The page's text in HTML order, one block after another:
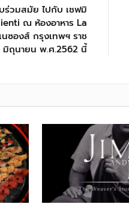
ร่วมสมัย ไปกับ เชฟมิ
ณ ห้องอาหาร La
นซองส์ กรุงเทพฯ ราช
มิถุนายน พ.ศ.2562 นี้